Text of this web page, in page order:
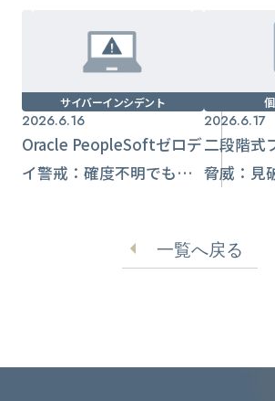
サイバーインシデント
2026.6.16
Oracle PeopleSoftゼロデ
イ警戒：確度不明でも
2026.6.17
二段階式
脅威：見
一覧へ戻る